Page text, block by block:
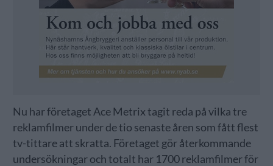
Nu har företaget Ace Metrix tagit reda på vilka tre
reklamfilmer under de tio senaste åren som fått flest
tv-tittare att skratta. Företaget gör återkommande
undersökningar och totalt har 1700 reklamfilmer för